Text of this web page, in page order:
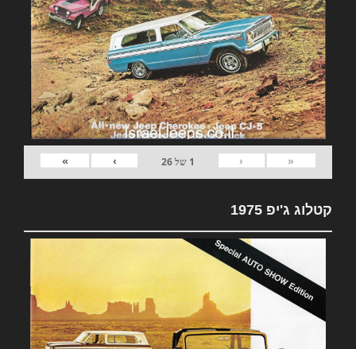
«
‹
1 של26
›
»
קטלוג ג'יפ 1975